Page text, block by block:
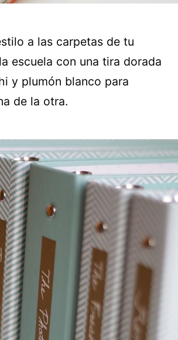
a las carpetas de tu
escuela con una tira dorada
y plumón blanco para
de la otra.